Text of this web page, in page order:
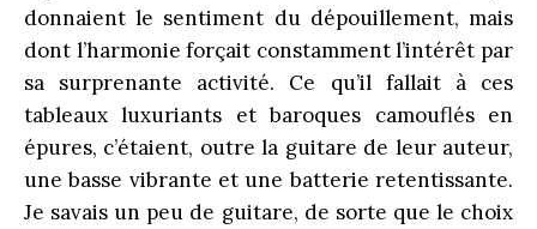
donnaient le sentiment du dépouillement, mais
dont l’harmonie forçait constamment l’intérêt par
sa surprenante activité. Ce qu’il fallait à ces
tableaux luxuriants et baroques camouflés en
épures, c’étaient, outre la guitare de leur auteur,
une basse vibrante et une batterie retentissante.
Je savais un peu de guitare, de sorte que le choix